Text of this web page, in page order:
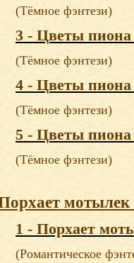
(Тёмное фэнтези)
3 - Цветы пиона
(Тёмное фэнтези)
4 - Цветы пиона
(Тёмное фэнтези)
5 - Цветы пиона
(Тёмное фэнтези)
мотылек
1 - Порхает
(Романтическое